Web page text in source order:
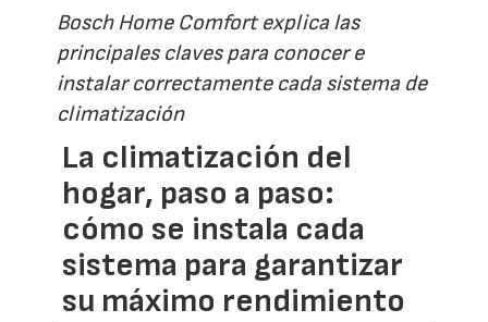
Bosch Home Comfort explica las
principales claves para conocer e
instalar correctamente cada sistema de
climatización
La climatización del
hogar, paso a paso:
cómo se instala cada
sistema para garantizar
su máximo rendimiento